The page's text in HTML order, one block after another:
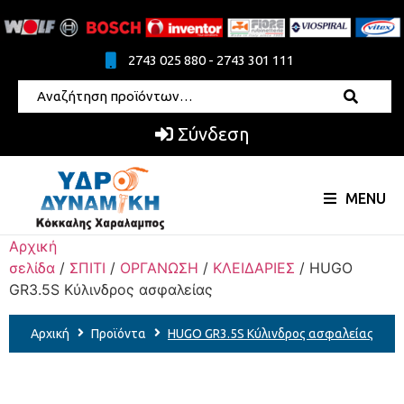
2743 025 880 - 2743 301 111
Σύνδεση
MENU
Αρχική
σελίδα / ΣΠΙΤΙ / ΟΡΓΑΝΩΣΗ / ΚΛΕΙΔΑΡΙΕΣ / HUGO
GR3.5S Κύλινδρος ασφαλείας
Αρχική Προϊόντα HUGO GR3.5S Κύλινδρος ασφαλείας